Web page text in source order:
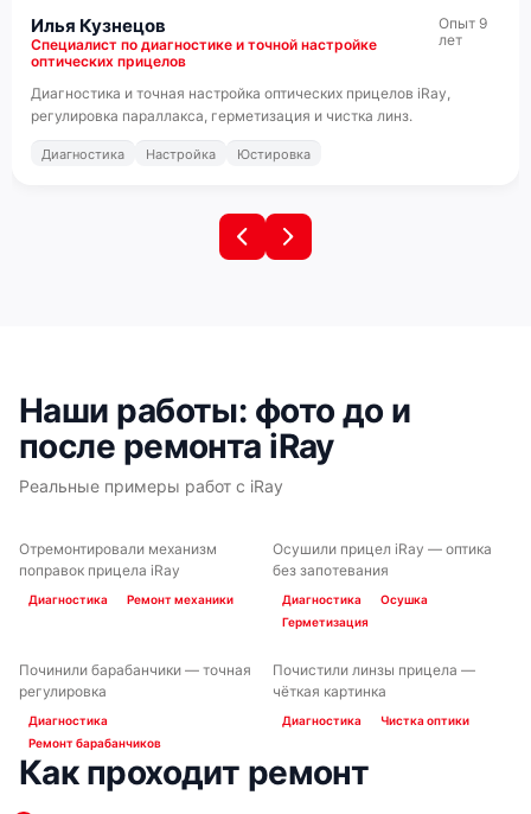
Илья Кузнецов
Специалист по диагностике и точной настройке
оптических прицелов
Опыт 9
лет
Диагностика и точная настройка оптических прицелов iRay,
регулировка параллакса, герметизация и чистка линз.
Диагностика Настройка Юстировка
Наши работы: фото до и
после ремонта iRay
Реальные примеры работ с iRay
ДО ПОСЛЕ
Отремонтировали механизм
поправок прицела iRay
Диагностика Ремонт механики
ДО ПОСЛЕ
Осушили прицел iRay — оптика
без запотевания
Диагностика
Осушка
Герметизация
ДО ПОСЛЕ
Починили барабанчики — точная
регулировка
Диагностика
Ремонт барабанчиков
ДО ПОСЛЕ
Почистили линзы прицела —
чёткая картинка
Диагностика Чистка оптики
Как проходит ремонт